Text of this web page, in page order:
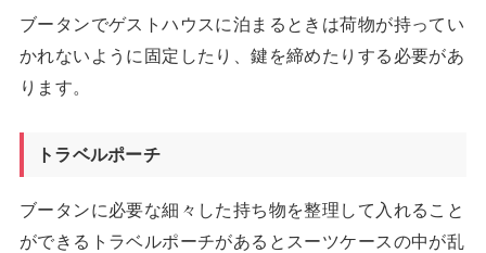
ブータンでゲストハウスに泊まるときは荷物が持ってい
かれないように固定したり、鍵を締めたりする必要があ
ります。
トラベルポーチ
ブータンに必要な細々した持ち物を整理して入れること
ができるトラベルポーチがあるとスーツケースの中が乱